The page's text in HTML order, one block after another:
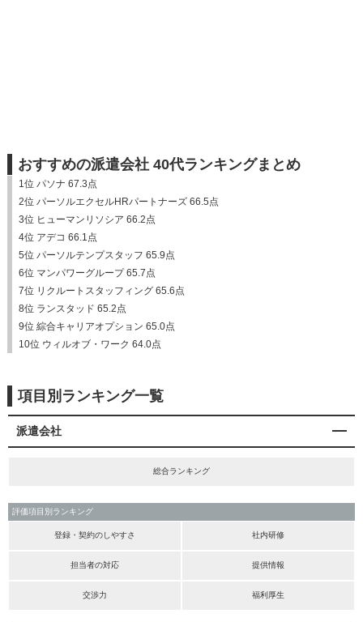
おすすめの派遣会社 40代ランキングまとめ
1位 パソナ 67.3点
2位 パーソルエクセルHRパートナーズ 66.5点
3位 ヒューマンリソシア 66.2点
4位 アデコ 66.1点
5位 パーソルテンプスタッフ 65.9点
6位 マンパワーグループ 65.7点
7位 リクルートスタッフィング 65.6点
8位 ランスタッド 65.2点
9位 綜合キャリアオプション 65.0点
10位 ウィルオブ・ワーク 64.0点
項目別ランキング一覧
派遣会社
総合ランキング
評価項目別ランキング
登録・契約のしやすさ 社内研修
担当者の対応 提供情報
交渉力 福利厚生